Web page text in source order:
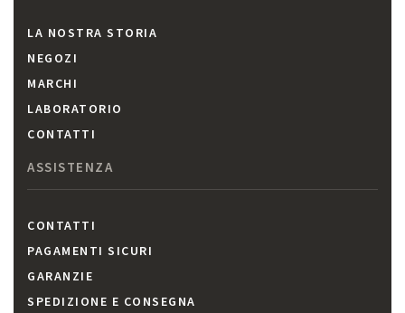
LA NOSTRA STORIA
NEGOZI
MARCHI
LABORATORIO
CONTATTI
ASSISTENZA
CONTATTI
PAGAMENTI SICURI
GARANZIE
SPEDIZIONE E CONSEGNA